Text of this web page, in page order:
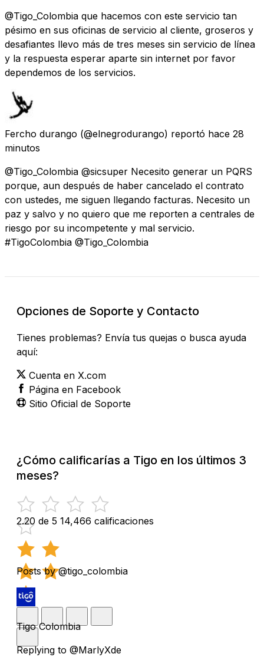
@Tigo_Colombia que hacemos con este servicio tan
pésimo en sus oficinas de servicio al cliente, groseros y
desafiantes llevo más de tres meses sin servicio de línea
y la respuesta esperar aparte sin internet por favor
dependemos de los servicios.
Fercho durango (@elnegrodurango) reportó hace 28
minutos
@Tigo_Colombia @sicsuper Necesito generar un PQRS
porque, aun después de haber cancelado el contrato
con ustedes, me siguen llegando facturas. Necesito un
paz y salvo y no quiero que me reporten a centrales de
riesgo por su incompetente y mal servicio.
#TigoColombia @Tigo_Colombia
Opciones de Soporte y Contacto
Tienes problemas? Envía tus quejas o busca ayuda
aquí:
Cuenta en X.com
Página en Facebook
Sitio Oficial de Soporte
¿Cómo calificarías a Tigo en los últimos 3
meses?
2.20 de 5 14,466 calificaciones
Posts by @tigo_colombia
Tigo Colombia
Replying to @MarlyXde